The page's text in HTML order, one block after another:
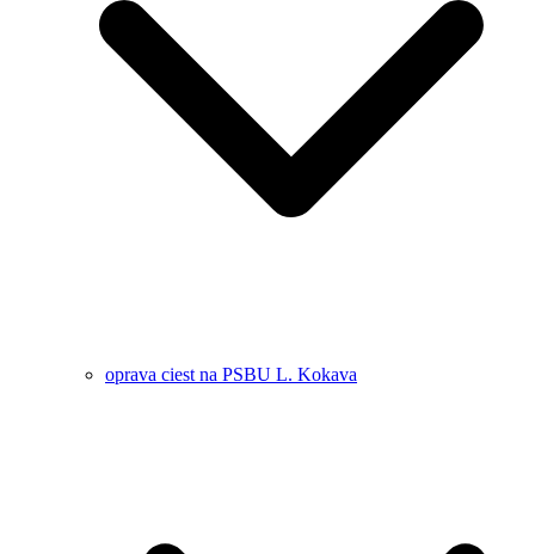
oprava ciest na PSBU L. Kokava